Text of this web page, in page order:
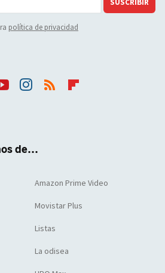
política de privacidad
de...
Amazon Prime Video
Movistar Plus
Listas
La odisea